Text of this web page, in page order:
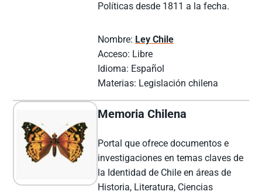
Políticas desde 1811 a la fecha.
Nombre: Ley Chile
Acceso: Libre
Idioma: Español
Materias: Legislación chilena
Memoria Chilena
Portal que ofrece documentos e
investigaciones en temas claves de
la Identidad de Chile en áreas de
Historia, Literatura, Ciencias